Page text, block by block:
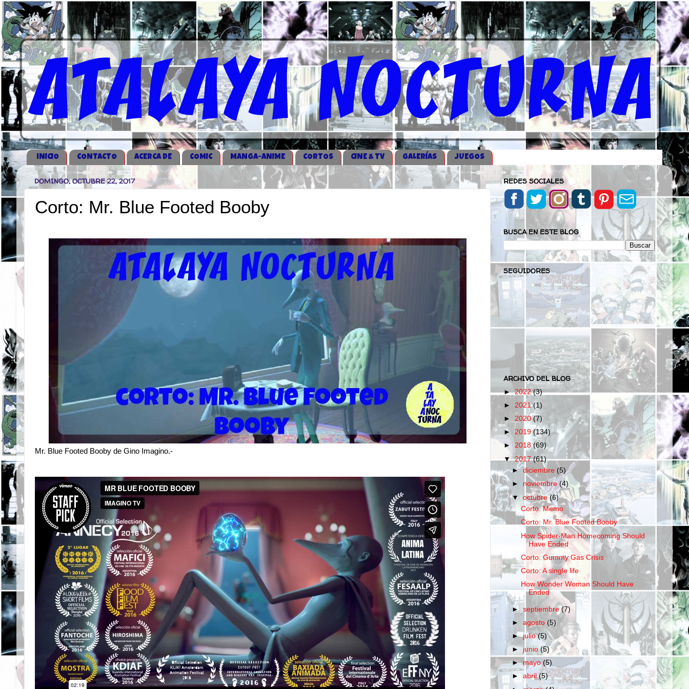
iNICIO CONTACTO ACERCA DE COMIC MANGA-ANIME CORTOS CINE & TV GALERÍAS JUEGOS
DOMINGO, OCTUBRE 22, 2017
Corto: Mr. Blue Footed Booby
Mr. Blue Footed Booby de Gino Imagino.-
REDES SOCIALES
BUSCA EN ESTE BLOG
SEGUIDORES
ARCHIVO DEL BLOG
►2022(3)
► 2021(1)
► 2020(7)
► 2019(134)
► 2018(69)
▼2017(61)
►diciembre (5)
► noviembre (4)
▼octubre(6)
Corto: Memo
Corto: Mr. Blue Footed Booby
How Spider-Man Homecoming Should
Have Ended
Corto: Gummy Gas Crisis
Corto: A single life
How Wonder Woman Should Have
Ended
►septiembre(7)
►agosto(5)
►julio(5)
►junio(5)
►mayo(5)
►abril(5)